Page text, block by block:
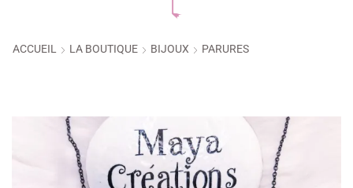
ACCUEIL LA BOUTIQUE BIJOUX PARURES